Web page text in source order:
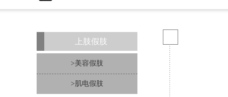
上肢假肢
>美容假肢
>肌电假肢